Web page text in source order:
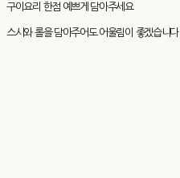
구이요리 한점 예쁘게 담아주세요
스시와 롤을 담아주어도 어울림이 좋겠습니다